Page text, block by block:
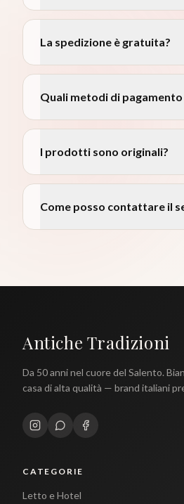
La spedizione è gratuita?
Quali metodi di
I prodotti sono originali?
Come posso contattare il
Antiche Tradizioni
Da 50 anni nel cuore del Salento.
casa di alta qualità — brand italiani
CATEGORIE
Letto e Hotel